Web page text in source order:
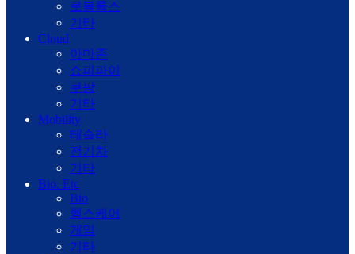
로블록스
기타
Cloud
아마존
쇼피파이
쿠팡
기타
Mobility
테슬라
전기차
기타
Bio. Etc
Bio
헬스케어
게임
기타